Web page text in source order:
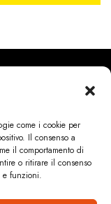
come i cookie per
Il consenso a
il comportamento di
o ritirare il consenso
e funzioni.
argomenti di
con metodo
& COOKIES